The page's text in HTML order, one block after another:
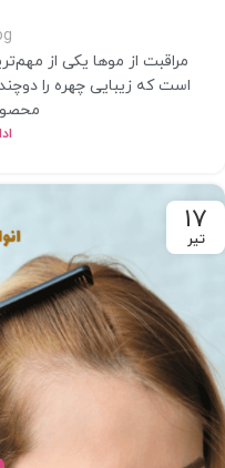
مراقبت از موها یکی از
است که زیبایی چهره را
17
تیر